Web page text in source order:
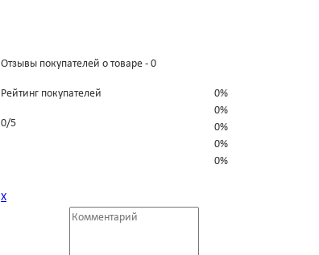
Отзывы покупателей о товаре - 0
Рейтинг покупателей
0/5
0%
0%
0%
0%
0%
Х